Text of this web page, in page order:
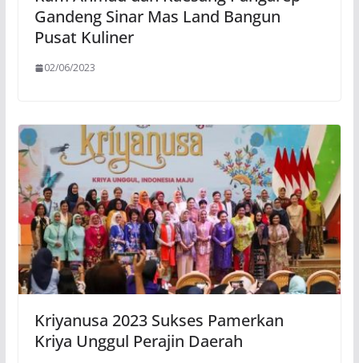
Gandeng Sinar Mas Land Bangun
Pusat Kuliner
02/06/2023
Kriyanusa 2023 Sukses Pamerkan
Kriya Unggul Perajin Daerah